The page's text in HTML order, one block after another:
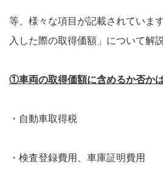
等、様々な項目が記載されていま
入した際の取得価額」について解
①車両の取得価額に含めるか否か
・自動車取得税
・検査登録費用、車庫証明費用